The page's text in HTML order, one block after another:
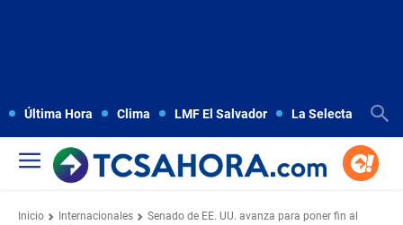
Última Hora Clima LMF El Salvador La Selecta
Inicio Internacionales
Senado de EE. UU. avanza para poner fin al